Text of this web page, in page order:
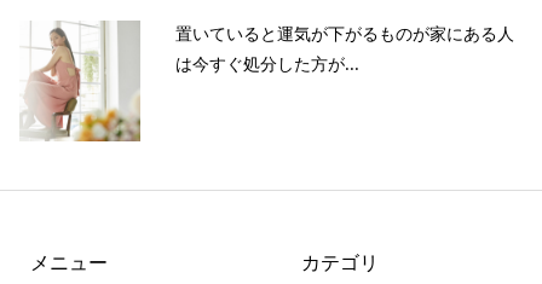
置いていると運気が下がるものが家にある人
は今すぐ処分した方が...
メニュー カテゴリ